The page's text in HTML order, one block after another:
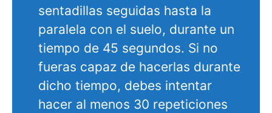
sentadillas seguidas hasta la
paralela con el suelo, durante un
tiempo de 45 segundos. Si no
fueras capaz de hacerlas durante
dicho tiempo, debes intentar
hacer al menos 30 repeticiones